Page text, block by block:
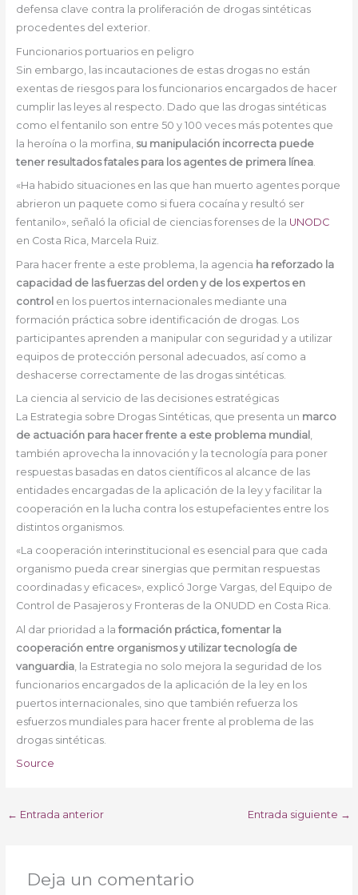
defensa clave contra la proliferación de drogas sintéticas
procedentes del exterior.
Funcionarios portuarios en peligro
Sin embargo, las incautaciones de estas drogas no están
exentas de riesgos para los funcionarios encargados de hacer
cumplir las leyes al respecto. Dado que las drogas sintéticas
como el fentanilo son entre 50 y 100 veces más potentes que
la heroína o la morfina, su manipulación incorrecta puede
tener resultados fatales para los agentes de primera línea.
«Ha habido situaciones en las que han muerto agentes porque
abrieron un paquete como si fuera cocaína y resultó ser
fentanilo», señaló la oficial de ciencias forenses de la UNODC
en Costa Rica, Marcela Ruiz.
Para hacer frente a este problema, la agencia ha reforzado la
capacidad de las fuerzas del orden y de los expertos en
controlen los puertos internacionales mediante una
formación práctica sobre identificación de drogas. Los
participantes aprenden a manipular con seguridad y a utilizar
equipos de protección personal adecuados, así como a
deshacerse correctamente de las drogas sintéticas.
La ciencia al servicio de las decisiones estratégicas
La Estrategia sobre Drogas Sintéticas, que presenta un marco
de actuación para hacer frente a este problema mundial
también aprovecha la innovación y la tecnología para poner
respuestas basadas en datos científicos al alcance de las
entidades encargadas de la aplicación de la ley y facilitar la
cooperación en la lucha contra los estupefacientes entre los
distintos organismos.
«La cooperación interinstitucional es esencial para que cada
organismo pueda crear sinergias que permitan respuestas
coordinadas y eficaces», explicó Jorge Vargas, del Equipo de
Control de Pasajeros y Fronteras de la ONUDD en Costa Rica.
Al dar prioridad a la formación práctica, fomentar la
cooperación entre organismos y utilizar tecnología de
vanguardia, la Estrategia no solo mejora la seguridad de los
funcionarios encargados de la aplicación de la ley en los
puertos internacionales, sino que también refuerza los
esfuerzos mundiales para hacer frente al problema de las
drogas sintéticas.
Source
← Entrada anterior Entrada siguiente →
Deja un comentario